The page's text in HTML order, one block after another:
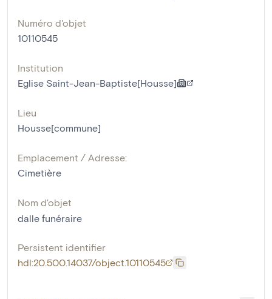
Numéro d'objet
10110545
Institution
Eglise Saint-Jean-Baptiste[Housse]
Lieu
Housse[commune]
Emplacement / Adresse:
Cimetière
Nom d'objet
dalle funéraire
Persistent identifier
hdl:20.500.14037/object.10110545